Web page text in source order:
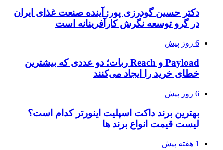
دکتر حسین گودرزی پور: آینده صنعت غذای ایران
در گرو توسعه نگرش کارآفرینانه است
6 روز پیش
Payload و Reach ربات؛ دو عددی که بیشترین
خطای خرید را ایجاد می‌کنند
6 روز پیش
بهترین برند داکت اسپلیت اینورتر کدام است؟
لیست قیمت انواع برند ها
1 هفته پیش